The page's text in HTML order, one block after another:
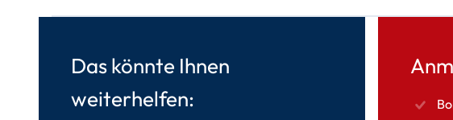
Das könnte Ihnen
weiterhelfen: